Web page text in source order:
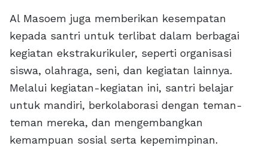
Al Masoem juga memberikan kesempatan
kepada santri untuk terlibat dalam berbagai
kegiatan ekstrakurikuler, seperti organisasi
siswa, olahraga, seni, dan kegiatan lainnya.
Melalui kegiatan-kegiatan ini, santri belajar
untuk mandiri, berkolaborasi dengan teman-
teman mereka, dan mengembangkan
kemampuan sosial serta kepemimpinan.